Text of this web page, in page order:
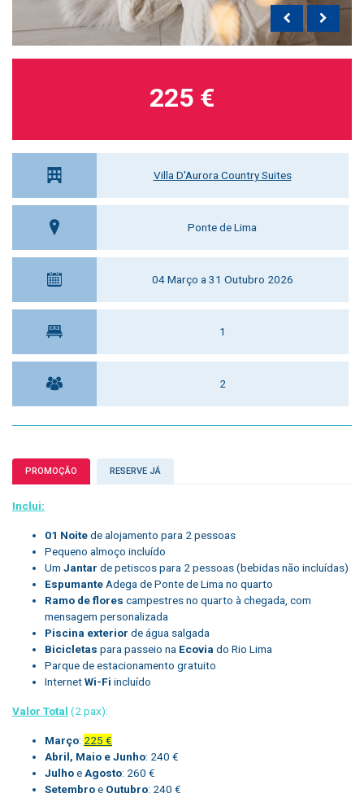
Villa D'Aurora Country Suites
Ponte de Lima
04 Março a 31 Outubro 2026
1
2
225 €
PROMOÇÃO RESERVE JÁ
Inclui:
01 Noitede alojamento para 2 pessoas
Pequeno almoço incluído
Um Jantar de petiscos para 2 pessoas (bebidas não incluídas)
Espumante Adega de Ponte de Lima no quarto
Ramo de flores campestres no quarto à chegada, com
mensagem personalizada
Piscina exterior de água salgada
Bicicletas para passeio na Ecovia do Rio Lima
Parque de estacionamento gratuito
InternetWi-Fi incluído
Valor Total (2 pax):
Março: 225 €
Abril, Maio e Junho: 240 €
JulhoeAgosto: 260 €
Setembroe Outubro: 240 €